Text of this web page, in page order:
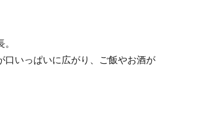
口いっぱいに広がり、ご飯やお酒が